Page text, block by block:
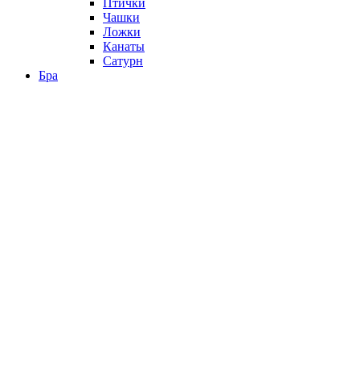
Птички
Чашки
Ложки
Канаты
Сатурн
Бра